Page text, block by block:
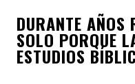
DURANTE AÑOS
SOLO PORQUE
ESTUDIOS